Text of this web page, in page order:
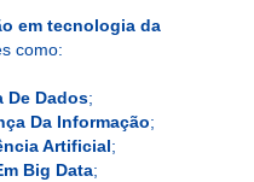
em tecnologia da
como:
De Dados;
Da Informação;
Artificial;
Big Data;